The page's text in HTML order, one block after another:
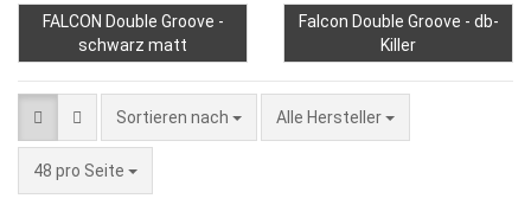
FALCON Double Groove -
schwarz matt
Falcon Double Groove - db-
Killer
Sortieren nach
Sortieren nach Alle Hersteller
48 pro Seite
pro Seite